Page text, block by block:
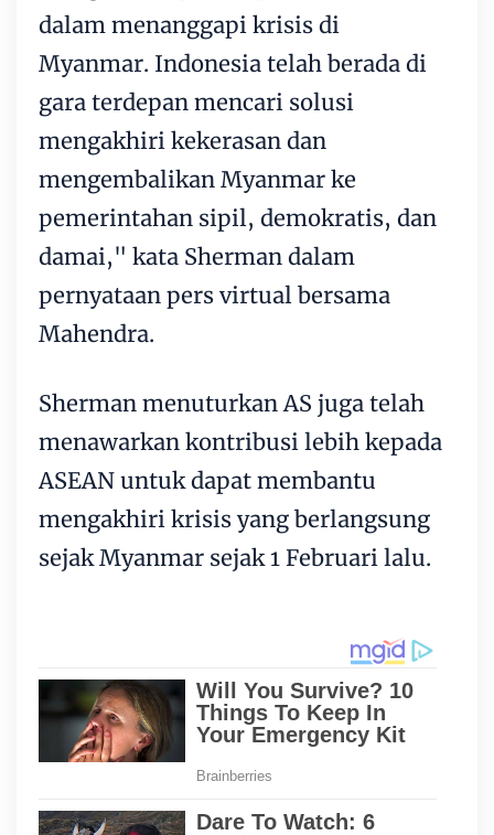
dalam menanggapi krisis di
Myanmar. Indonesia telah berada di
gara terdepan mencari solusi
mengakhiri kekerasan dan
mengembalikan Myanmar ke
pemerintahan sipil, demokratis, dan
damai," kata Sherman dalam
pernyataan pers virtual bersama
Mahendra.
Sherman menuturkan AS juga telah
menawarkan kontribusi lebih kepada
ASEAN untuk dapat membantu
mengakhiri krisis yang berlangsung
sejak Myanmar sejak 1 Februari lalu.